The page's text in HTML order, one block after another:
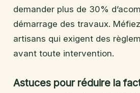
demander plus de 30%
démarrage des travaux.
artisans qui exigent des
avant toute intervention.
Astuces pour réduire la